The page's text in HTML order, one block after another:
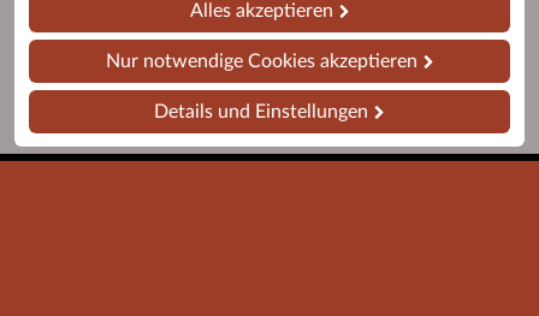
Alles akzeptieren
Nur notwendige Cookies akzeptieren
Details und Einstellungen